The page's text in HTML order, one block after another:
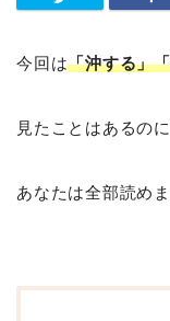
今回は「沖する」
見たことはあるの
あなたは全部読め